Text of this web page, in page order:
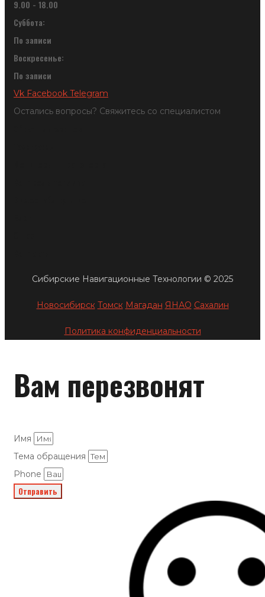
9.00 - 18.00
Суббота:
По записи
Воскресенье:
По записи
Vk Facebook Telegram
Остались вопросы? Свяжитесь со специалистом
Сибирские Навигационные Технологии © 2025
Новосибирск Томск Магадан ЯНАО Сахалин
Политика конфиденциальности
Вам перезвонят
Имя
Тема обращения
Phone
Отправить